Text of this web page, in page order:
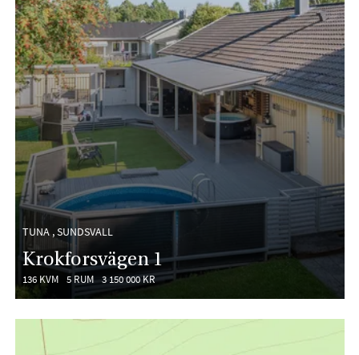
TUNA , SUNDSVALL
Krokforsvägen 1
136 KVM 5 RUM 3 150 000 KR